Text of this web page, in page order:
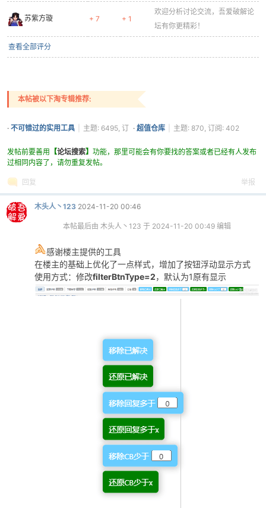
苏紫方璇 + 7 + 1
欢迎分析讨论交流，吾爱破解论
坛有你更精彩！
查看全部评分
本帖被以下淘专辑推荐:
· 不可错过的实用工具
主题: 6495, 订 · 超值仓库 主题: 870, 订阅: 402
发帖前要善用 【论坛搜索】 功能，那里可能会有你要找的答案或者已经有人发布
过相同内容了，请勿重复发帖。
回复 举报
木头人丶123 2024-11-20 00:46
本帖最后由 木头人丶123 于 2024-11-20 00:49 编辑
感谢楼主提供的工具
在楼主的基础上优化了一点样式，增加了按钮浮动显示方式
使用方式：修改filterBtnType=2，默认为1原有显示